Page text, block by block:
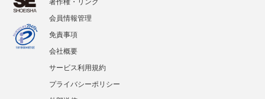
会員情報管理
免責事項
会社概要
サービス利用規約
プライバシーポリシー